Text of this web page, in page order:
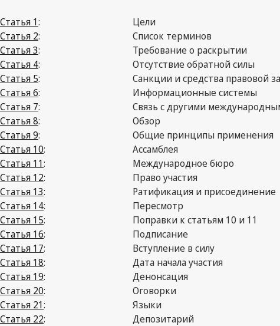
Статья 1:
Цели
Статья 2:
Список терминов
Статья 3:
Требование о раскрытии
Статья 4:
Отсутствие обратной силы
Статья 5:
Санкции и средства правовой
Статья 6:
Информационные системы
Статья 7:
Связь с другими
Статья 8:
Обзор
Статья 9:
Общие принципы применения
Статья 10:
Ассамблея
Статья 11:
Международное бюро
Статья 12:
Право участия
Статья 13:
Ратификация и присоединение
Статья 14:
Пересмотр
Статья 15:
Поправки к статьям 10 и 11
Статья 16:
Подписание
Статья 17:
Вступление в силу
Статья 18:
Дата начала участия
Статья 19:
Денонсация
Статья 20:
Оговорки
Статья 21:
Языки
Статья 22:
Депозитарий